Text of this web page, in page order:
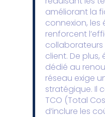
améliorant la
connexion,
renforcent
client. De
dédié au
réseau exige
stratégique. Il
TCO (Total
d’inclure les